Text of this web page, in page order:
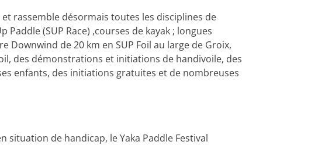
rassemble désormais toutes les disciplines de
(SUP Race) ,courses de kayak ; longues
Downwind de 20 km en SUP Foil au large de Groix,
des démonstrations et initiations de handivoile, des
enfants, des initiations gratuites et de nombreuses
de handicap, le Yaka Paddle Festival